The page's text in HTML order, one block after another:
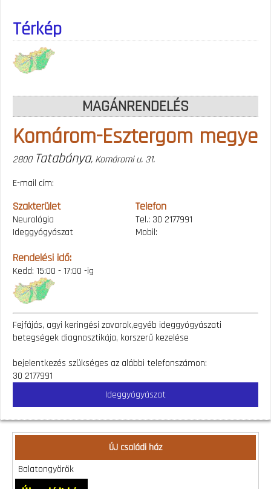
ÚJ családi ház
Balatongyörök
Térkép
MAGÁNRENDELÉS
Komárom-Esztergom megye
2800 Tatabánya, Komáromi u. 31.
E-mail cím:
Szakterület
Neurológia
Ideggyógyászat
Telefon
Tel.: 30 2177991
Mobil:
Rendelési idő:
Kedd: 15:00 - 17:00 -ig
Fejfájás, agyi keringési zavarok,egyéb ideggyógyászati
betegségek diagnosztikája, korszerű kezelése
bejelentkezés szükséges az alábbi telefonszámon:
30 2177991
Ideggyógyászat